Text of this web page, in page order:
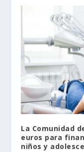
La Comunidad
euros para
niños y